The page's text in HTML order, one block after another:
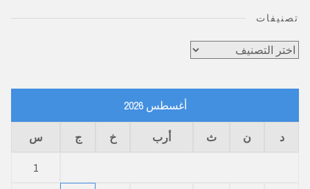
تصنيفات
تصنيفات
أغسطس 2026
د ن ث أرب خ ج
س
1